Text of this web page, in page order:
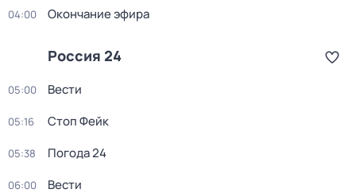
04:00 Окончание эфира
Россия 24
05:00 Вести
05:16 Стоп Фейк
05:38 Погода 24
06:00 Вести